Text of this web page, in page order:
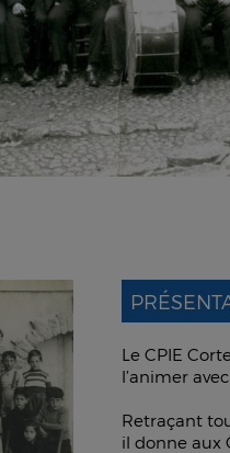
Le CPIE
l’animer
Retraçant
il donne aux